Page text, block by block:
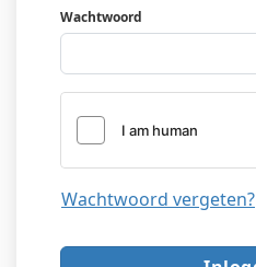
Wachtwoord
Wachtwoord vergeten?